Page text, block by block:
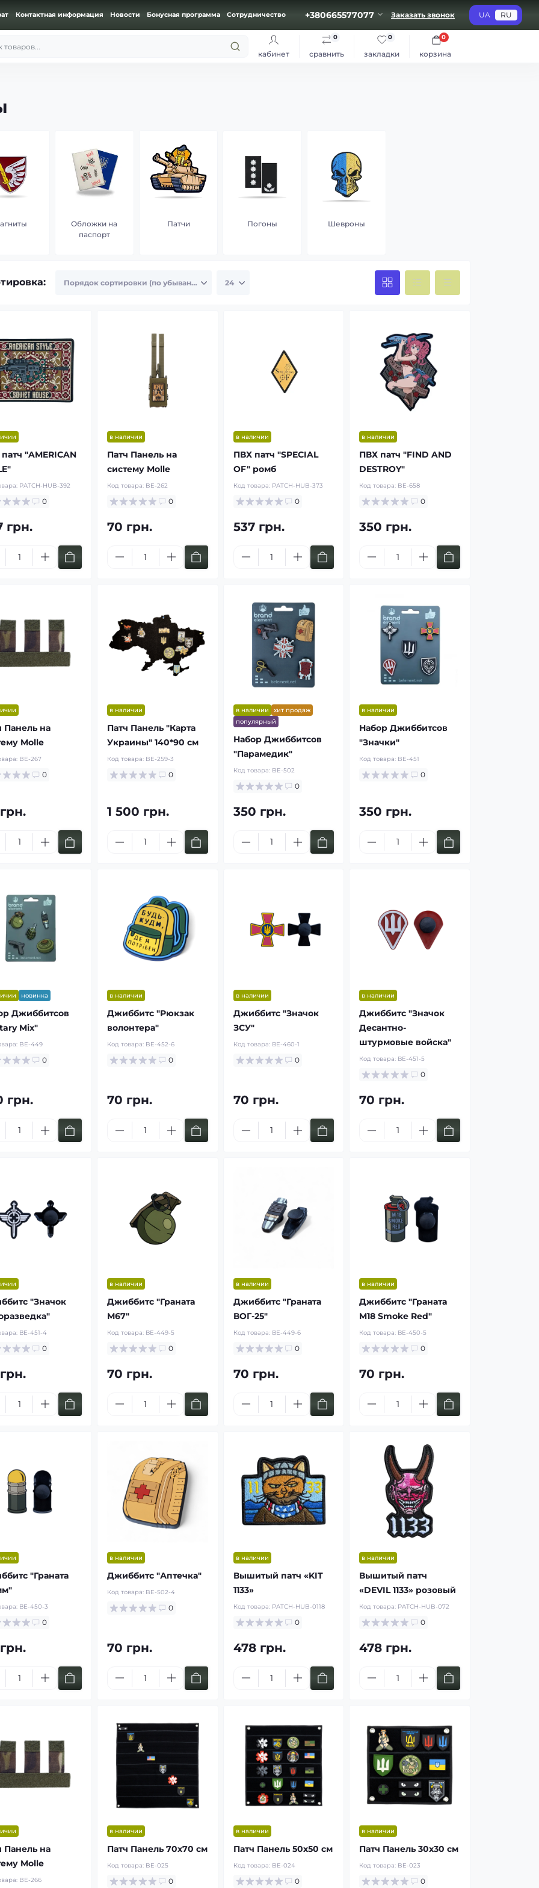
Контактная информация Новости Бонусная программа Сотрудничество +380665577077 Заказать звонок UA RU
кабинет
сравнить
0
закладки
0
корзина
0
Мягкие
Обложки на
паспорт
Патчи Погоны Шевроны
"AMERICAN
PATCH-HUB-392
0
грн.
в наличии
Патч Панель на
систему Molle
Код товара: BE-262
0
70 грн.
в наличии
ПВХ патч "SPECIAL
OF" ромб
Код товара: PATCH-HUB-373
0
537 грн.
в наличии
ПВХ патч "FIND AND
DESTROY"
Код товара: BE-658
0
350 грн.
Панель на
Molle
BE-267
0
в наличии
Патч Панель "Карта
Украины" 140*90 см
Код товара: BE-259-3
0
1 500 грн.
в наличии
хит продаж
популярный
Набор Джиббитсов
"Парамедик"
Код товара: BE-502
0
350 грн.
в наличии
Набор Джиббитсов
"Значки"
Код товара: BE-451
0
350 грн.
новинка
Джиббитсов
Mix"
BE-449
0
грн.
в наличии
Джиббитс "Рюкзак
волонтера"
Код товара: BE-452-6
0
70 грн.
в наличии
Джиббитс "Значок
ЗСУ"
Код товара: ВЕ-460-1
0
70 грн.
в наличии
Джиббитс "Значок
Десантно-
штурмовые войска"
Код товара: ВЕ-451-5
0
70 грн.
"Значок
ВЕ-451-4
0
в наличии
Джиббитс "Граната
М67"
Код товара: ВЕ-449-5
0
70 грн.
в наличии
Джиббитс "Граната
ВОГ-25"
Код товара: ВЕ-449-6
0
70 грн.
в наличии
Джиббитс "Граната
M18 Smoke Red"
Код товара: ВЕ-450-5
0
70 грн.
"Граната
ВЕ-450-3
0
в наличии
Джиббитс "Аптечка"
Код товара: BE-502-4
0
70 грн.
в наличии
Вышитый патч «KIT
1133»
Код товара: PATCH-HUB-0118
0
478 грн.
в наличии
Вышитый патч
«DEVIL 1133» розовый
Код товара: PATCH-HUB-072
0
478 грн.
Панель на
Molle
BE-266
в наличии
Патч Панель 70х70 см
Код товара: BE-025
0
в наличии
Патч Панель 50х50 см
Код товара: BE-024
0
в наличии
Патч Панель 30х30 см
Код товара: BE-023
0